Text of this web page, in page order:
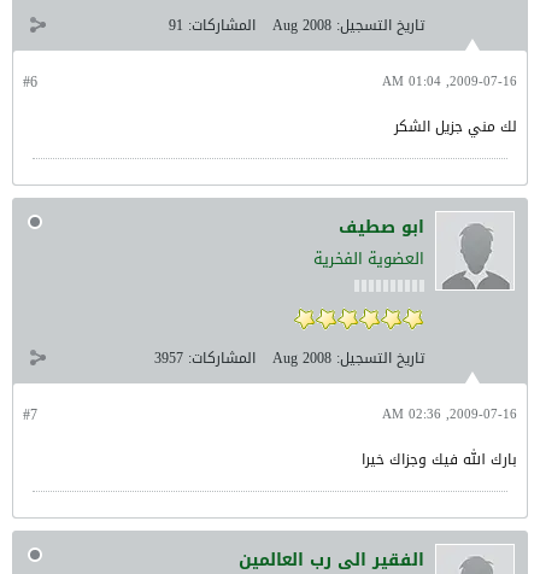
تاريخ التسجيل: Aug 2008 المشاركات: 91
#6 2009-07-16, 01:04 AM
لك مني جزيل الشكر
ابو صطيف
العضوية الفخرية
تاريخ التسجيل: Aug 2008 المشاركات: 3957
#7 2009-07-16, 02:36 AM
بارك الله فيك وجزاك خيرا
الفقير الى رب العالمين